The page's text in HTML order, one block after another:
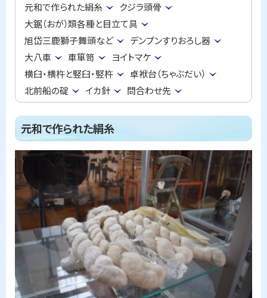
元和で作られた絹糸
クジラ頭骨
大鋸（おが）類各種と目立て具
旭岱三鹿獅子舞頭など
デンプンすりおろし器
大八車
車箪笥
ヨイトマケ
横臼・横杵と竪臼・竪杵
卓袱台（ちゃぶだい）
北前船の碇
イカ針 問合わせ先
元和で作られた絹糸